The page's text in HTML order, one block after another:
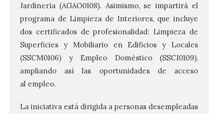
Jardinería (AGAO0108). Asimismo, se impartirá el
programa de Limpieza de Interiores, que incluye
dos certificados de profesionalidad: Limpieza de
Superficies y Mobiliario en Edificios y Locales
(SSCM0106) y Empleo Doméstico (SSCI0109),
ampliando así las oportunidades de acceso
al empleo.
La iniciativa está dirigida a personas desempleadas